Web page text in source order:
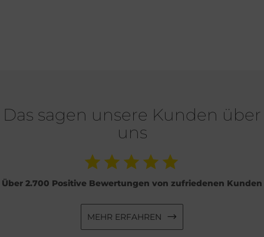
Das sagen unsere Kunden über
uns
Über 2.700 Positive Bewertungen von zufriedenen Kunden
MEHR ERFAHREN